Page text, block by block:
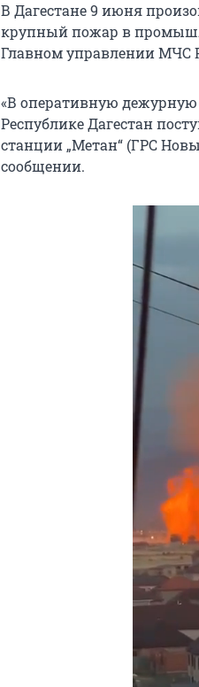
В Дагестане 9 июня
крупный пожар в
Главном управлении МЧС
«В оперативную
Республике Дагестан
станции „Метан“ (ГРС
сообщении.